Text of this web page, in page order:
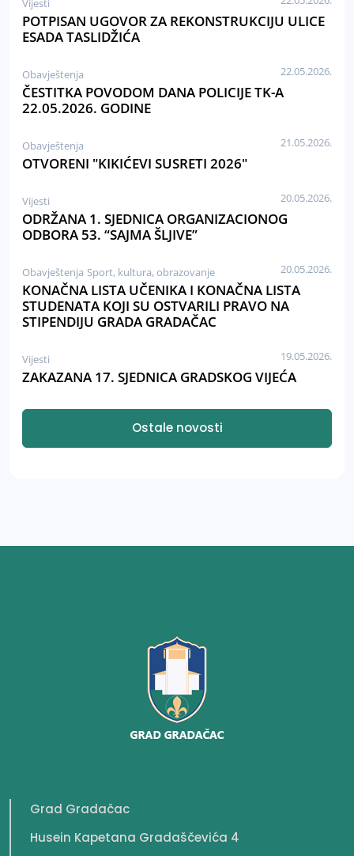
Vijesti
POTPISAN UGOVOR ZA REKONSTRUKCIJU ULICE
ESADA TASLIDŽIĆA
Obavještenja 22.05.2026.
ČESTITKA POVODOM DANA POLICIJE TK-A
22.05.2026. GODINE
Obavještenja 21.05.2026.
OTVORENI "KIKIĆEVI SUSRETI 2026"
Vijesti 20.05.2026.
ODRŽANA 1. SJEDNICA ORGANIZACIONOG
ODBORA 53. “SAJMA ŠLJIVE”
Obavještenja Sport, kultura, obrazovanje 20.05.2026.
KONAČNA LISTA UČENIKA I KONAČNA LISTA
STUDENATA KOJI SU OSTVARILI PRAVO NA
STIPENDIJU GRADA GRADAČAC
Vijesti 19.05.2026.
ZAKAZANA 17. SJEDNICA GRADSKOG VIJEĆA
Ostale novosti
Grad Gradačac
Husein Kapetana Gradaščevića 4